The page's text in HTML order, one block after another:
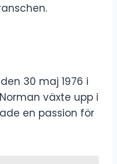
30 maj 1976 i
växte upp i
en passion för